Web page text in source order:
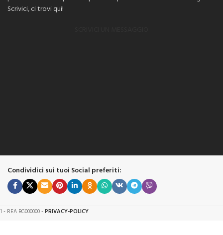
Scrivici, ci trovi qui!
Condividici sui tuoi Social preferiti:
REA BG000000 -PRIVACY-POLICY